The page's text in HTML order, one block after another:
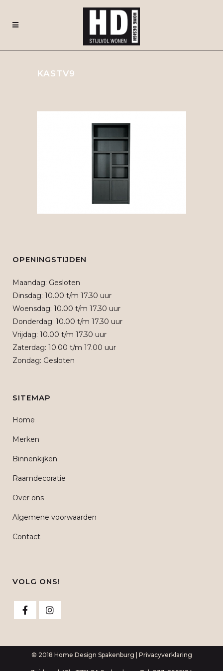
KASTV9
OPENINGSTIJDEN
Maandag: Gesloten
Dinsdag: 10.00 t/m 17.30 uur
Woensdag: 10.00 t/m 17.30 uur
Donderdag: 10.00 t/m 17.30 uur
Vrijdag: 10.00 t/m 17.30 uur
Zaterdag: 10.00 t/m 17.00 uur
Zondag: Gesloten
SITEMAP
Home
Merken
Binnenkijken
Raamdecoratie
Over ons
Algemene voorwaarden
Contact
VOLG ONS!
© 2018 Home Design Spakenburg | Privacyverklaring